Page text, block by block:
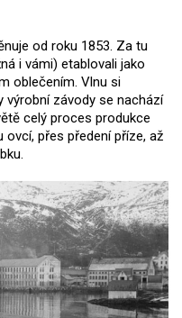
od roku 1853. Za tu
i vámi) etablovali jako
oblečením. Vlnu si
výrobní závody se nachází
celý proces produkce
přes předení příze, až